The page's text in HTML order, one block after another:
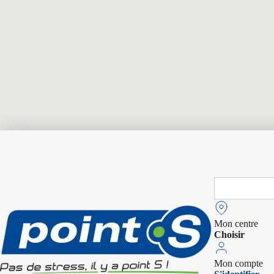
Search
Mon centre
Choisir
Mon compte